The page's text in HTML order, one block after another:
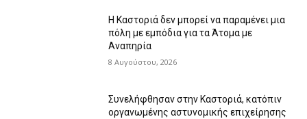
Η Καστοριά δεν μπορεί να παραμένει μια
πόλη με εμπόδια για τα Άτομα με
Αναπηρία
8 Αυγούστου, 2026
Συνελήφθησαν στην Καστοριά, κατόπιν
οργανωμένης αστυνομικής επιχείρησης